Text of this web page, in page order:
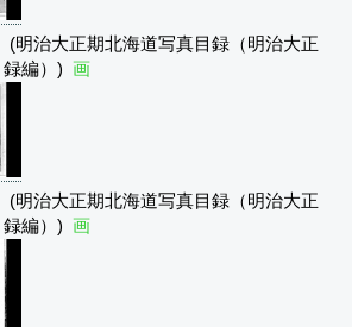
(明治大正期北海道写真目録（明治大正
編）) 画
(明治大正期北海道写真目録（明治大正
編）) 画